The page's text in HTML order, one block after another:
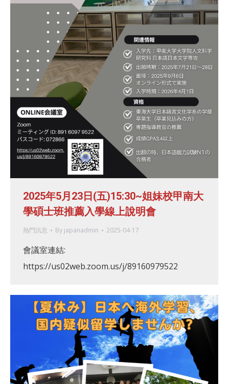
2025年5月23日(五)15:30~姐妹校甲南大
學碩士班推薦入學線上說明會
熱門訊息 By japanadmin 2025-04-17
會議室連結:
https://us02web.zoom.us/j/89160979522